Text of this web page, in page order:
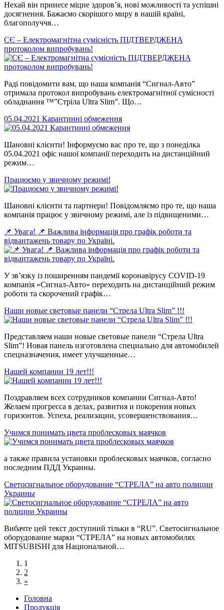
Нехай він принесе міцне здоров’я, нові можливості та успішні
досягнення. Бажаємо скорішого миру в нашій країні,
благополуччя…
СЄ – Електромагнітна сумісність ПІДТВЕРДЖЕНА
протоколом випробувань!
Раді повідомити вам, що наша компанія “Сигнал-Авто”
отримала протокол випробувань електромагнітної сумісності
обладнання ™️”Стріла Ultra Slim”. Що…
05.04.2021 Карантинні обмеження
Шановні клієнти! Інформуємо вас про те, що з понеділка
05.04.2021 офіс нашої компанії переходить на дистанційний
режим…
Працюємо у звичному режимі!
Шановні клієнти та партнери! Повідомляємо про те, що наша
компанія працює у звичному режимі, але із підвищеними…
📌 Увага! 📌 Важлива інформація про графік роботи та
відвантажень товару по Україні.
У зв’язку із поширенням пандемії коронавірусу COVID-19
компанія «Сигнал-Авто» переходить на дистанційний режим
роботи та скорочений графік…
Наши новые световые панели “Стрела Ultra Slim” !!!
Представляем наши новые световые панели “Стрела Ultra
Slim”! Новая панель изготовлена специально для автомобилей
спецназначения, имеет улучшенные…
Нашей компании 19 лет!!!
Поздравляем всех сотрудников компании Сигнал-Авто!
Желаем прогресса в делах, развития и покорения новых
горизонтов. Успеха, реализации, усовершенствования…
Учимся понимать цвета проблесковых маячков
а также правила установки проблесковых маячков, согласно
последним ПДД Украины.
Светосигнальное оборудование “СТРЕЛА” на авто полиции
Украины
Вибачте цей текст доступний тільки в “RU”. Светосигнальное
оборудование марки “СТРЕЛА” на новых автомобилях
MITSUBISHI для Национальной…
1
2
»
Головна
Продукцiя